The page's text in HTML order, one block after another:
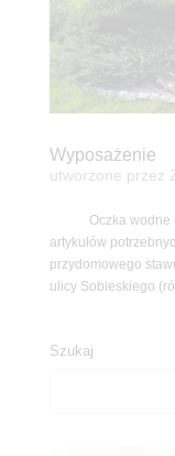
Wyposażenie
utworzone przez
Oczka wodne –
artykułów
przydomowego
ulicy Sobieskiego
Szukaj